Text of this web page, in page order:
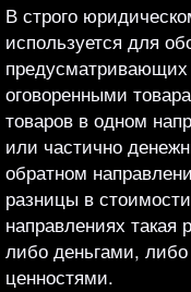
В строго
используется для
оговоренными
товаров в одном
или частично
обратном
разницы в
направлениях такая
либо деньгами,
ценностями.